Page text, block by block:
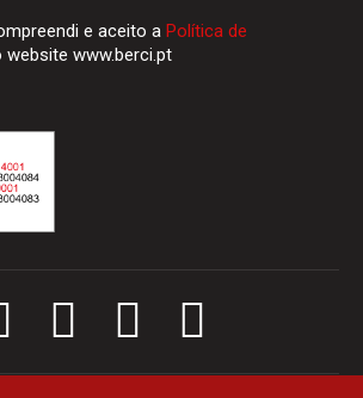
e aceito a Política de
website www.berci.pt